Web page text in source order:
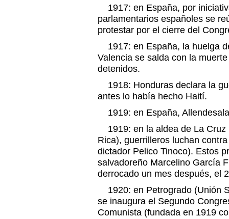
1917: en España, por
parlamentarios españoles se
protestar por el cierre del
1917: en España, la huelga
Valencia se salda con la
detenidos.
1918: Honduras declara la
antes lo había hecho Haití.
1919: en España,
1919: en la aldea de La Cruz
Rica), guerrilleros luchan
dictador Pelico Tinoco). Estos
salvadoreño Marcelino García
derrocado un mes después, el
1920: en Petrogrado (Unión
se inaugura el Segundo
Comunista (fundada en 1919